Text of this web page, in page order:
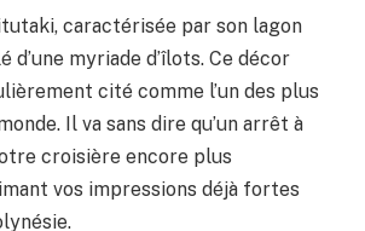
caractérisée par son lagon
myriade d’îlots. Ce décor
cité comme l’un des plus
Il va sans dire qu’un arrêt à
croisière encore plus
vos impressions déjà fortes